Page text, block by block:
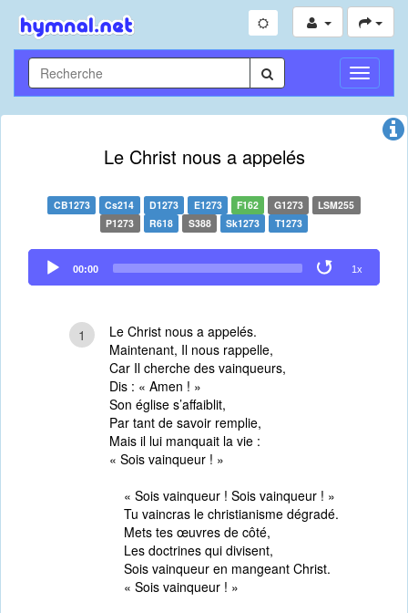
Toggle
Le Christ nous a appelés
CB1273 Cs214 D1273 E1273 F162 G1273
LSM255
P1273
R618 S388 Sk1273 T1273
Audio
Player
00:00 1x
1
Le Christ nous a appelés.
Maintenant, Il nous rappelle,
Car Il cherche des vainqueurs,
Dis : « Amen ! »
Son église s’affaiblit,
Par tant de savoir remplie,
Mais il lui manquait la vie :
« Sois vainqueur ! »
« Sois vainqueur ! Sois vainqueur ! »
Tu vaincras le christianisme dégradé.
Mets tes œuvres de côté,
Les doctrines qui divisent,
Sois vainqueur en mangeant Christ.
« Sois vainqueur ! »